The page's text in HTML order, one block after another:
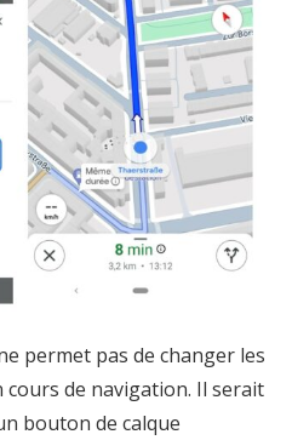
permet pas de changer les
cours de navigation. Il serait
bouton de calque